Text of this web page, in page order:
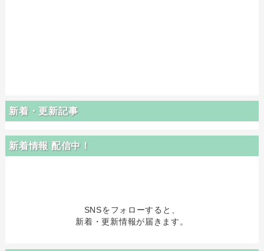
新着・更新記事
新着情報 配信中！
SNSをフォローすると、
新着・更新情報が届きます。